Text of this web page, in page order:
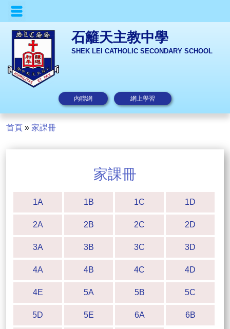
石籬天主教中學
SHEK LEI CATHOLIC SECONDARY SCHOOL
內聯網 網上學習
首頁 » 家課冊
家課冊
1A 1B 1C 1D
2A 2B 2C 2D
3A 3B 3C 3D
4A 4B 4C 4D
4E 5A 5B 5C
5D 5E 6A 6B